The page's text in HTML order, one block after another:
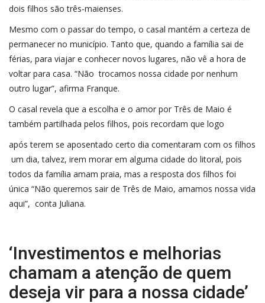
dois filhos são três-maienses.
Mesmo com o passar do tempo, o casal mantém a certeza de
permanecer no município. Tanto que, quando a família sai de
férias, para viajar e conhecer novos lugares, não vê a hora de
voltar para casa. “Não trocamos nossa cidade por nenhum
outro lugar”, afirma Franque.
O casal revela que a escolha e o amor por Três de Maio é
também partilhada pelos filhos, pois recordam que logo
após terem se aposentado certo dia comentaram com os filhos
um dia, talvez, irem morar em alguma cidade do litoral, pois
todos da família amam praia, mas a resposta dos filhos foi
única “Não queremos sair de Três de Maio, amamos nossa vida
aqui”, conta Juliana.
‘Investimentos e melhorias
chamam a atenção de quem
deseja vir para a nossa cidade’